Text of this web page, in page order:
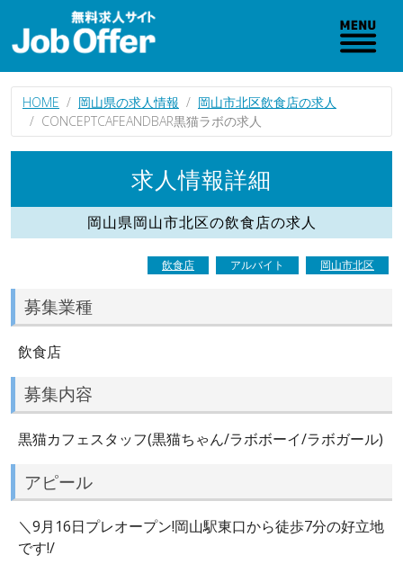
HOME 岡山県の求人情報
岡山市北区飲食店の求人
CONCEPTCAFEANDBAR黒猫ラボの求人
求人情報詳細
岡山県岡山市北区の飲食店の求人
飲食店 アルバイト 岡山市北区
募集業種
飲食店
募集内容
黒猫カフェスタッフ(黒猫ちゃん/ラボボーイ/ラボガール)
アピール
＼9月16日プレオープン!岡山駅東口から徒歩7分の好立地
です!/